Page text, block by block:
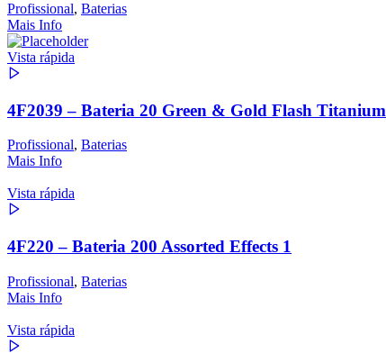
Profissional, Baterias
Mais Info
Vista rápida
4F2039 – Bateria 20 Green & Gold Flash Titanium
Profissional, Baterias
Mais Info
Vista rápida
4F220 – Bateria 200 Assorted Effects 1
Profissional, Baterias
Mais Info
Vista rápida